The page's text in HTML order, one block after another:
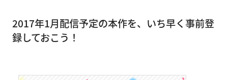
2017年1月配信予定の本作を、いち早く事前登
録しておこう！